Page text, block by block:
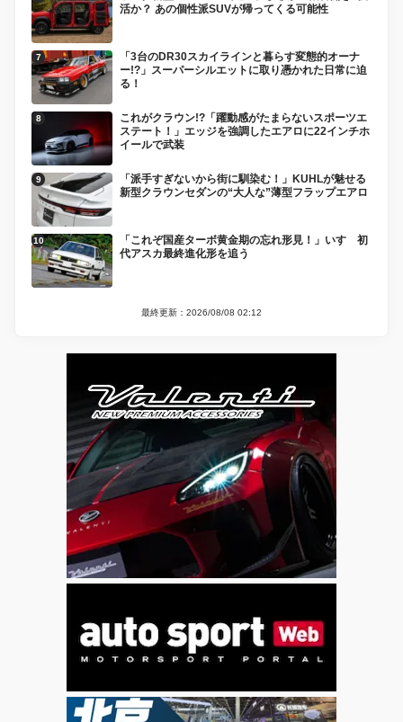
活か？ あの個性派SUVが帰ってくる可能性
「3台のDR30スカイラインと暮らす変態的オーナ
ー!?」スーパーシルエットに取り憑かれた日常に迫
る！
これがクラウン!?「躍動感がたまらないスポーツエ
ステート！」エッジを強調したエアロに22インチホ
イールで武装
「派手すぎないから街に馴染む！」KUHLが魅せる
新型クラウンセダンの“大人な”薄型フラップエアロ
「これぞ国産ターボ黄金期の忘れ形見！」いすゞ初
代アスカ最終進化形を追う
最終更新：2026/08/08 02:12